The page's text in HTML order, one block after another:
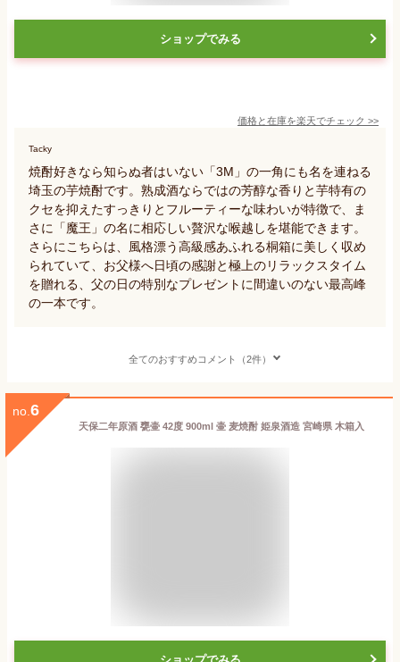
ショップでみる
価格と在庫を楽天でチェック >>
Tacky
焼酎好きなら知らぬ者はいない「3M」の一角にも名を連ねる
埼玉の芋焼酎です。熟成酒ならではの芳醇な香りと芋特有の
クセを抑えたすっきりとフルーティーな味わいが特徴で、ま
さに「魔王」の名に相応しい贅沢な喉越しを堪能できます。
さらにこちらは、風格漂う高級感あふれる桐箱に美しく収め
られていて、お父様へ日頃の感謝と極上のリラックスタイム
を贈れる、父の日の特別なプレゼントに間違いのない最高峰
の一本です。
全てのおすすめコメント（2件）
no. 6
天保二年原酒 甕壷 42度 900ml 壷 麦焼酎 姫泉酒造 宮崎県 木箱入